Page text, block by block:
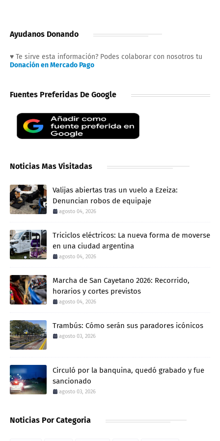
Ayudanos Donando
♥ Te sirve esta información? Podes colaborar con nosotros tu
Donación en Mercado Pago
Fuentes Preferidas De Google
Noticias Mas Visitadas
Valijas abiertas tras un vuelo a Ezeiza:
Denuncian robos de equipaje
agosto 04, 2026
Triciclos eléctricos: La nueva forma de moverse
en una ciudad argentina
agosto 04, 2026
Marcha de San Cayetano 2026: Recorrido,
horarios y cortes previstos
agosto 04, 2026
Trambús: Cómo serán sus paradores icónicos
agosto 03, 2026
Circuló por la banquina, quedó grabado y fue
sancionado
agosto 03, 2026
Noticias Por Categoria